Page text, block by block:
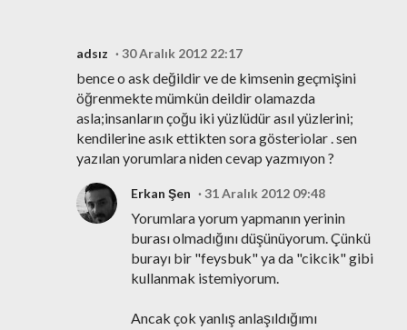
adsız 30 Aralık 2012 22:17
bence o ask değildir ve de kimsenin geçmişini
öğrenmekte mümkün deildir olamazda
asla;insanların çoğu iki yüzlüdür asıl yüzlerini;
kendilerine asık ettikten sora gösteriolar . sen
yazılan yorumlara niden cevap yazmıyon ?
Erkan Şen 31 Aralık 2012 09:48
Yorumlara yorum yapmanın yerinin
burası olmadığını düşünüyorum. Çünkü
burayı bir "feysbuk" ya da "cikcik" gibi
kullanmak istemiyorum.
Ancak çok yanlış anlaşıldığımı